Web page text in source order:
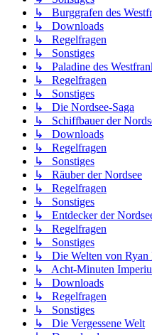
↳ Burggrafen des
↳ Downloads
↳ Regelfragen
↳ Sonstiges
↳ Paladine des
↳ Regelfragen
↳ Sonstiges
↳ Die Nordsee-Saga
↳ Schiffbauer der
↳ Downloads
↳ Regelfragen
↳ Sonstiges
↳ Räuber der Nordsee
↳ Regelfragen
↳ Sonstiges
↳ Entdecker der
↳ Regelfragen
↳ Sonstiges
↳ Die Welten von Ryan
↳ Acht-Minuten
↳ Downloads
↳ Regelfragen
↳ Sonstiges
↳ Die Vergessene Welt